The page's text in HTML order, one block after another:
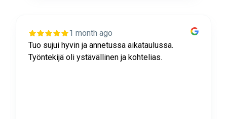
1 month ago
Tuo sujui hyvin ja annetussa aikataulussa.
Työntekijä oli ystävällinen ja kohtelias.